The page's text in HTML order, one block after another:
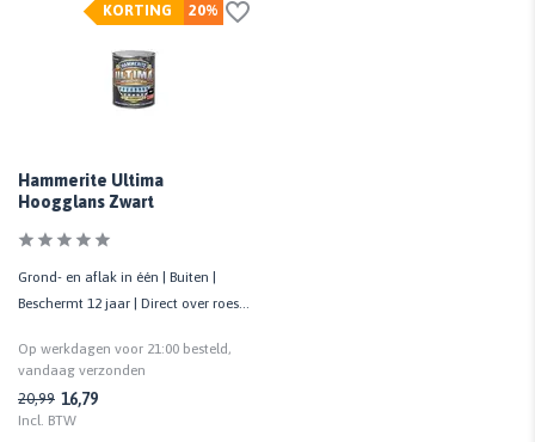
20%
KORTING
Hammerite Ultima
Hoogglans Zwart
Grond- en aflak in één | Buiten |
Beschermt 12 jaar | Direct over roest
Op werkdagen voor 21:00 besteld,
vandaag verzonden
20,99 16,79
Incl. BTW